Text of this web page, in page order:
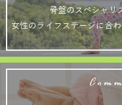
骨盤のスペシャリ
女性のライフステージに合